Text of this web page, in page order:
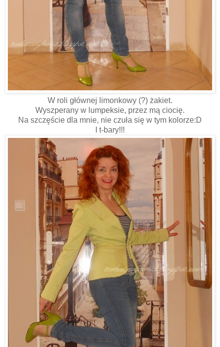
W roli głównej limonkowy (?) żakiet.
Wyszperany w lumpeksie, przez mą ciocię.
Na szczęście dla mnie, nie czuła się w tym kolorze:D
I t-bary!!!